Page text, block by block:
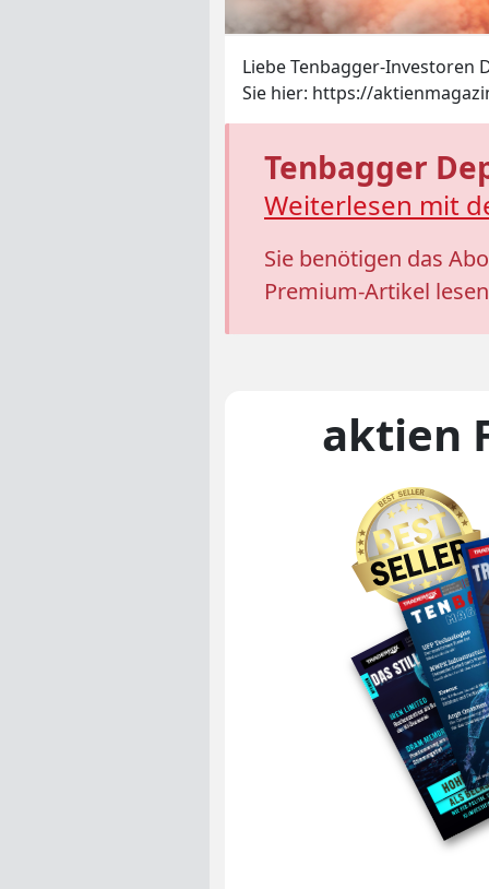
Liebe Tenbagger-Investoren
Sie hier: https://
Tenbagger
Weiterlesen mit
Sie benötigen das
Premium-Artikel
aktien
Unsere